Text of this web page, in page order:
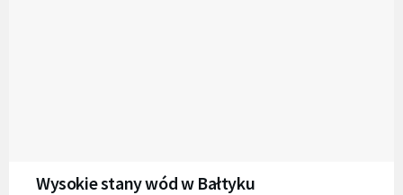
Wysokie stany wód w Bałtyku